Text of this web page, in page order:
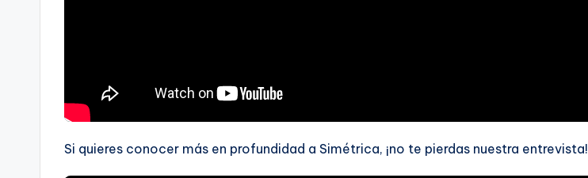
Si quieres conocer más en profundidad a Simétrica, ¡no te pierdas nuestra entrevista!